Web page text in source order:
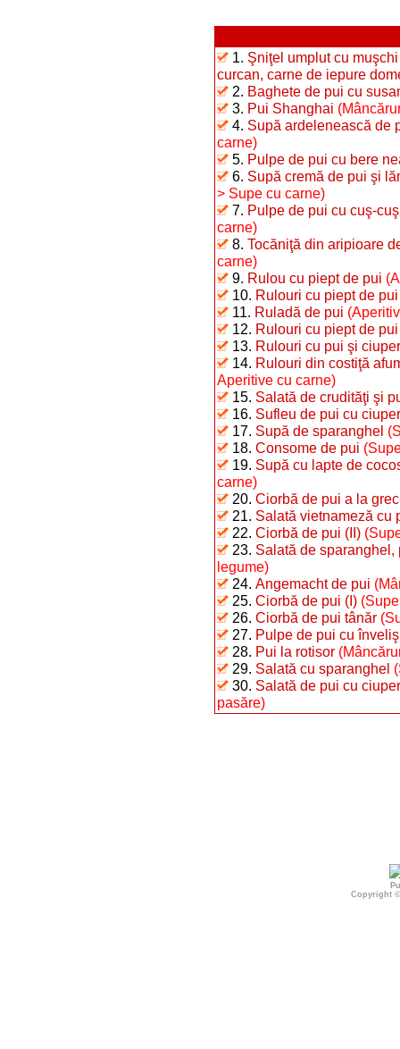
1. Şniţel umplut cu
curcan, carne de iepure
2. Baghete de pui cu
3. Pui Shanghai
4. Supă ardelenească de
carne)
5. Pulpe de pui cu bere
6. Supă cremă de pui şi
> Supe cu carne)
7. Pulpe de pui cu cuş-
carne)
8. Tocăniţă din aripioare
carne)
9. Rulou cu piept de pui
10. Rulouri cu piept de
11. Ruladă de pui
12. Rulouri cu piept de
13. Rulouri cu pui şi
14. Rulouri din costiţă
Aperitive cu carne)
15. Salată de crudităţi şi
16. Sufleu de pui cu
17. Supă de sparanghel
18. Consome de pui
19. Supă cu lapte de
carne)
20. Ciorbă de pui a la grec
21. Salată vietnameză cu
22. Ciorbă de pui (II)
23. Salată de
legume)
24. Angemacht de pui
25. Ciorbă de pui (I)
26. Ciorbă de pui tânăr
27. Pulpe de pui cu
28. Pui la rotisor
29. Salată cu sparanghel
30. Salată de pui cu
pasăre)
Copyright